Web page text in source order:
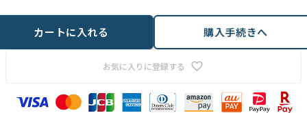
お気に入りに登録する
カートに入れる 購入手続きへ